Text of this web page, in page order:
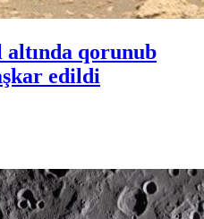
qorunub
edildi